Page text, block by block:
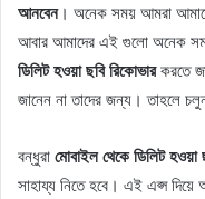
আনবেন। অনেক সময় আমরা
আবার আমাদের এই গুলো অনেক
ডিলিট হওয়া ছবি রিকোভারকরতে
জানেন না তাদের জন্য। তাহলে
বন্ধুরা মোবাইল থেকে ডিলিট হওয়া
সাহায্য নিতে হবে। এই এপ্স দিয়ে